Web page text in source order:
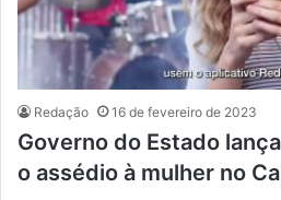
Redação 16 de fevereiro de 2023
Governo do Estado
o assédio à mulher no